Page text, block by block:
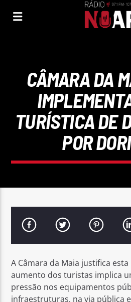
FAIXA ATUAL
NAMORO NO ESCURO
ZÉ AMARO
Rádio No ar
CÂMARA DA
TURÍSTICA DE
POR
A Câmara da Maia justifica
aumento dos turistas implica
pressão nos equipamentos
infraestruturas, na via pública